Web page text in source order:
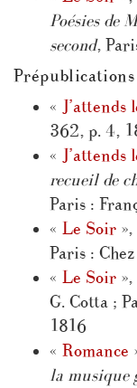
Poésies de
second,
Prépublications
« J’attends
362, p. 4,
« J’attends
recueil de
Paris :
« Le Soir »,
Paris :
« Le Soir »,
G. Cotta ;
1816
« Romance
la musique